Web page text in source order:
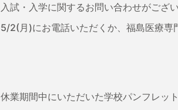
入試・入学に関するお問い合わせがござい
5/2(月)にお電話いただくか、福島医療専
休業期間中にいただいた学校パンフレッ